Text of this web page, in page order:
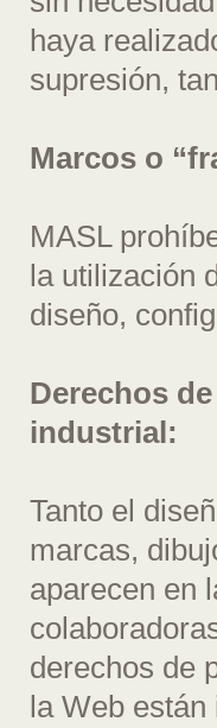
haya
supresión,
Marcos o
MASL
la utilización
diseño,
Derechos
industrial:
Tanto el
marcas,
aparecen en
derechos de
la Web